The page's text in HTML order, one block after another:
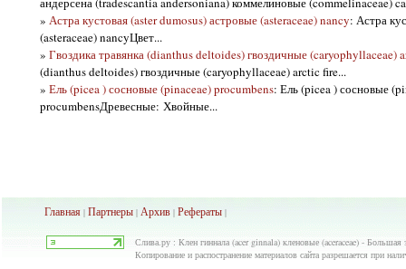
» Астра кустовая (aster dumosus) астровые (asteraceae) nancy: Астра
(asteraceae) nancyЦвет...
» Гвоздика травянка (dianthus deltoides) гвоздичные (caryophyllaceae)
(dianthus deltoides) гвоздичные (caryophyllaceae) arctic fire...
» Ель (picea ) сосновые (pinaceae) procumbens: Ель (picea ) сосновые
procumbensДревесные: Хвойные...
Главная| Партнеры| Архив| Рефераты|
Слива.ру : Клен гиннала (acer ginnala) кленовые (aceraceae) - Большая
Копирование и распостранение материалов сайта разрешается при